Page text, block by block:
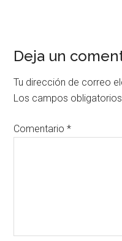
Deja un
Tu dirección de correo
Los campos
Comentario*